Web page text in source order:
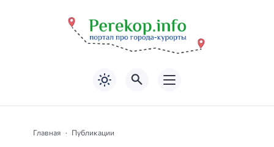
Главная Публикации